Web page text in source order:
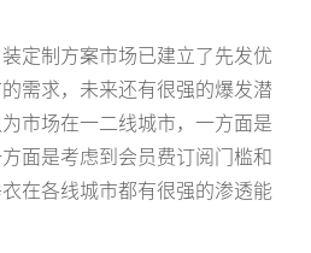
定制方案市场已建立了先发优
需求，未来还有很强的爆发潜
市场在一二线城市，一方面是
面是考虑到会员费订阅门槛和
在各线城市都有很强的渗透能